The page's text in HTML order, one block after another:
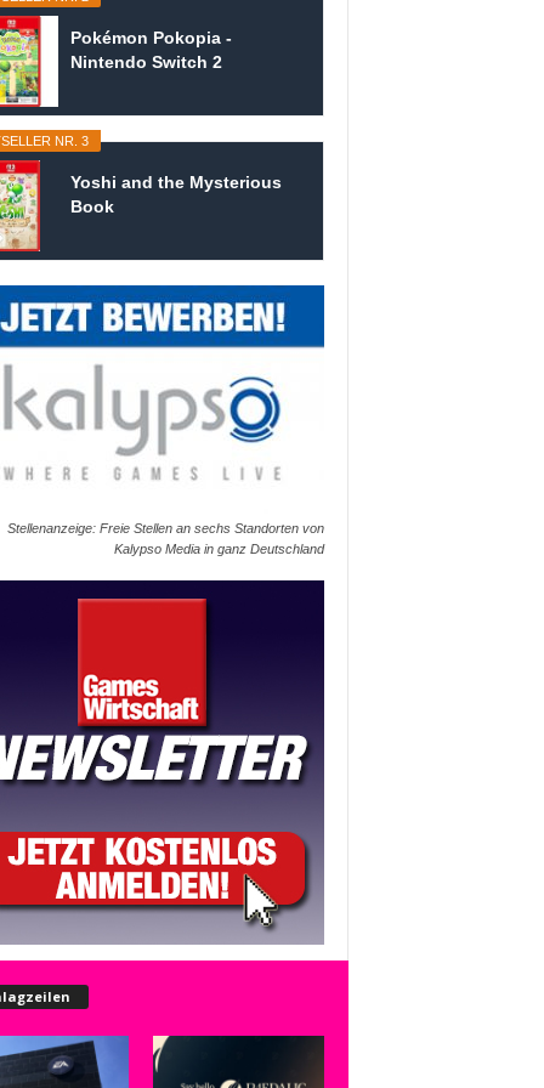
Pokémon Pokopia -
Nintendo Switch 2
NR. 3
Yoshi and the Mysterious
Book
Stellenanzeige: Freie Stellen an sechs Standorten von
Kalypso Media in ganz Deutschland